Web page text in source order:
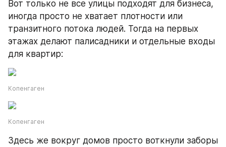
Вот только не все улицы подходят для бизнеса,
иногда просто не хватает плотности или
транзитного потока людей. Тогда на первых
этажах делают палисадники и отдельные входы
для квартир:
Копенгаген
Копенгаген
Здесь же вокруг домов просто воткнули заборы